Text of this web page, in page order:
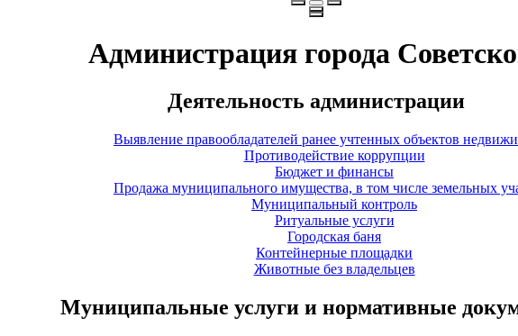
Администрация города
Деятельность администрации
Выявление правообладателей ранее учтенных объектов
Противодействие коррупции
Бюджет и финансы
Продажа муниципального имущества, в том числе земельных
Муниципальный контроль
Ритуальные услуги
Городская баня
Контейнерные площадки
Животные без владельцев
Муниципальные услуги и нормативные